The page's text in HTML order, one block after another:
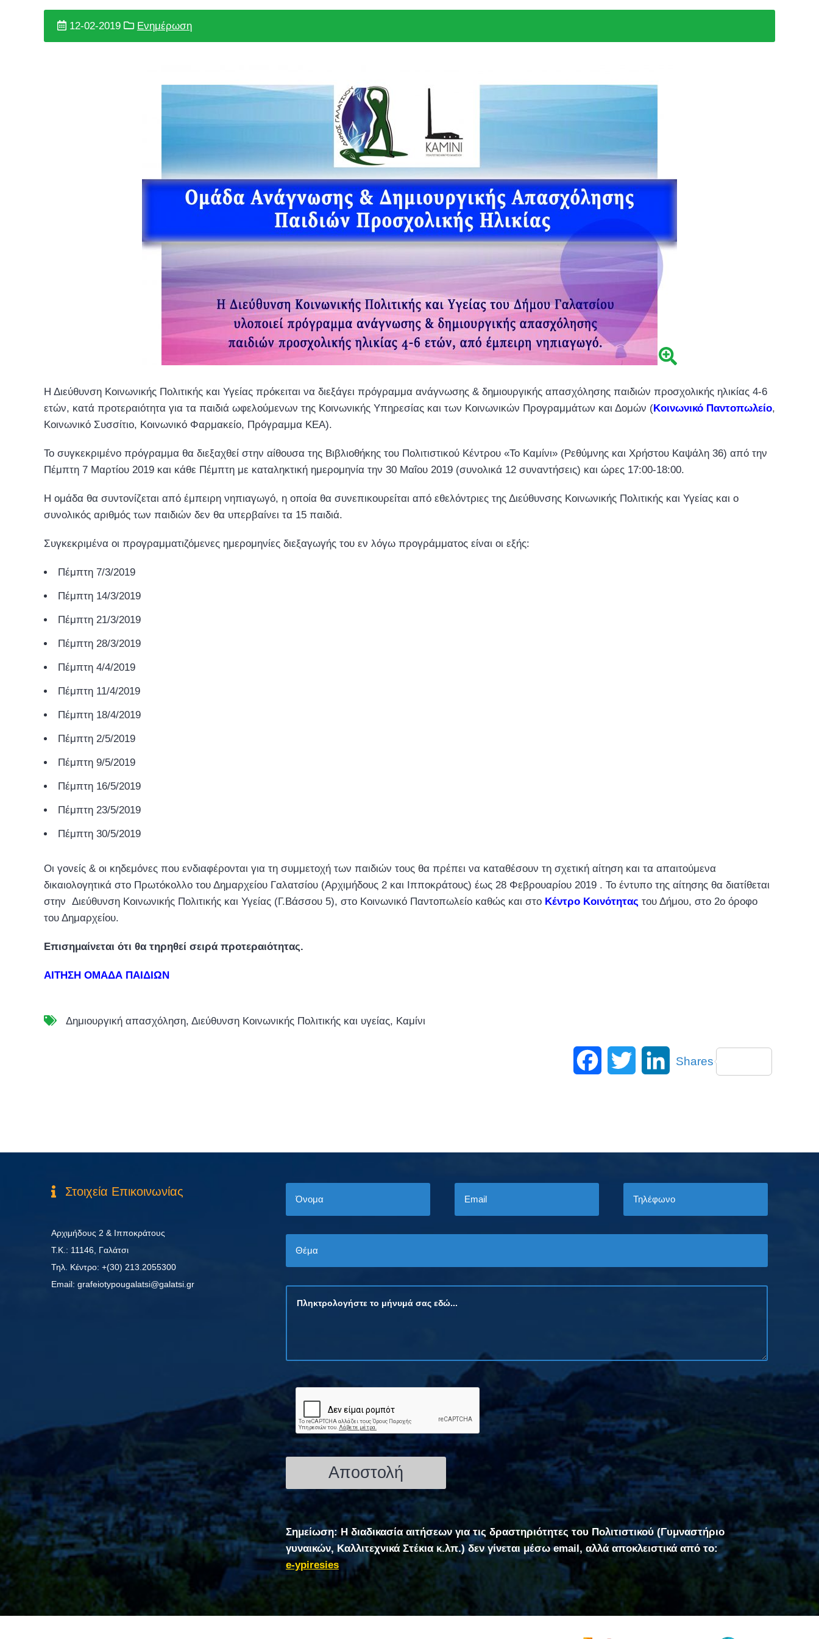
12-02-2019 Ενημέρωση
Η Διεύθυνση Κοινωνικής Πολιτικής και Υγείας πρόκειται να διεξάγει πρόγραμμα ανάγνωσης & δημιουργικής απασχόλησης παιδιών προσχολικής ηλικίας 4-6
ετών, κατά προτεραιότητα για τα παιδιά ωφελούμενων της Κοινωνικής Υπηρεσίας και των Κοινωνικών Προγραμμάτων και Δομών (Κοινωνικό Παντοπωλείο,
Κοινωνικό Συσσίτιο, Κοινωνικό Φαρμακείο, Πρόγραμμα ΚΕΑ).
Το συγκεκριμένο πρόγραμμα θα διεξαχθεί στην αίθουσα της Βιβλιοθήκης του Πολιτιστικού Κέντρου «Το Καμίνι» (Ρεθύμνης και Χρήστου Καψάλη 36) από την
Πέμπτη 7 Μαρτίου 2019 και κάθε Πέμπτη με καταληκτική ημερομηνία την 30 Μαΐου 2019 (συνολικά 12 συναντήσεις) και ώρες 17:00-18:00.
Η ομάδα θα συντονίζεται από έμπειρη νηπιαγωγό, η οποία θα συνεπικουρείται από εθελόντριες της Διεύθυνσης Κοινωνικής Πολιτικής και Υγείας και ο
συνολικός αριθμός των παιδιών δεν θα υπερβαίνει τα 15 παιδιά.
Συγκεκριμένα οι προγραμματιζόμενες ημερομηνίες διεξαγωγής του εν λόγω προγράμματος είναι οι εξής:
Πέμπτη 7/3/2019
Πέμπτη 14/3/2019
Πέμπτη 21/3/2019
Πέμπτη 28/3/2019
Πέμπτη 4/4/2019
Πέμπτη 11/4/2019
Πέμπτη 18/4/2019
Πέμπτη 2/5/2019
Πέμπτη 9/5/2019
Πέμπτη 16/5/2019
Πέμπτη 23/5/2019
Πέμπτη 30/5/2019
Οι γονείς & οι κηδεμόνες που ενδιαφέρονται για τη συμμετοχή των παιδιών τους θα πρέπει να καταθέσουν τη σχετική αίτηση και τα απαιτούμενα
δικαιολογητικά στο Πρωτόκολλο του Δημαρχείου Γαλατσίου (Αρχιμήδους 2 και Ιπποκράτους) έως 28 Φεβρουαρίου 2019 . Το έντυπο της αίτησης θα διατίθεται
στην Διεύθυνση Κοινωνικής Πολιτικής και Υγείας (Γ.Βάσσου 5), στο Κοινωνικό Παντοπωλείο καθώς και στο Κέντρο Κοινότητας του Δήμου, στο 2ο όροφο
του Δημαρχείου.
Επισημαίνεται ότι θα τηρηθεί σειρά προτεραιότητας.
ΑΙΤΗΣΗ ΟΜΑΔΑ ΠΑΙΔΙΩΝ
Δημιουργική απασχόληση,Διεύθυνση Κοινωνικής Πολιτικής και υγείας, Καμίνι
FacebookTwitter
Shares
Στοιχεία Επικοινωνίας
Αρχιμήδους 2 & Ιπποκράτους
Τ.Κ.: 11146, Γαλάτσι
Τηλ. Κέντρο: +(30) 213.2055300
Εmail: grafeiotypougalatsi@galatsi.gr
Σημείωση: Η διαδικασία αιτήσεων για τις δραστηριότητες του Πολιτιστικού (Γυμναστήριο
γυναικών, Καλλιτεχνικά Στέκια κ.λπ.) δεν γίνεται μέσω email, αλλά αποκλειστικά από το:
e-ypiresies